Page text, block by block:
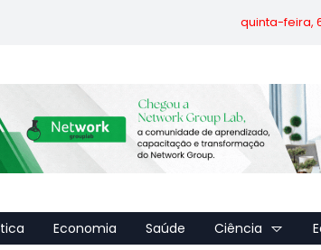
quinta-feira,
Economia Saúde Ciência